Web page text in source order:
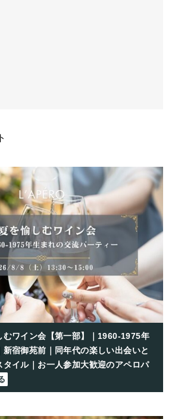
むワイン会【第一部】｜1960-1975年
宿御苑前｜同年代の楽しい出会いと
タイル｜お一人参加大歓迎のアペロパ